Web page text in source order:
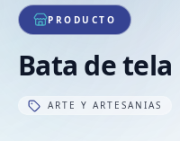
1/1
PRODUCTO
Bata de
ARTE Y ARTESANIAS